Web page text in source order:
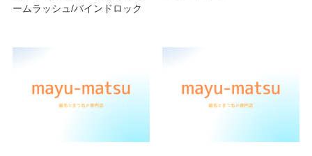
ームラッシュ/バインドロック